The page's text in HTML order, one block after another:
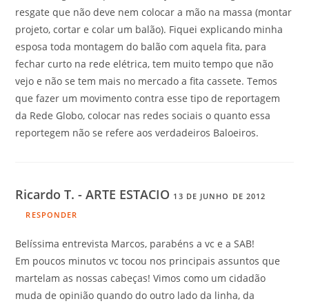
resgate que não deve nem colocar a mão na massa (montar
projeto, cortar e colar um balão). Fiquei explicando minha
esposa toda montagem do balão com aquela fita, para
fechar curto na rede elétrica, tem muito tempo que não
vejo e não se tem mais no mercado a fita cassete. Temos
que fazer um movimento contra esse tipo de reportagem
da Rede Globo, colocar nas redes sociais o quanto essa
reportegem não se refere aos verdadeiros Baloeiros.
Ricardo T. - ARTE ESTACIO 13 DE JUNHO DE 2012
RESPONDER
Belíssima entrevista Marcos, parabéns a vc e a SAB!
Em poucos minutos vc tocou nos principais assuntos que
martelam as nossas cabeças! Vimos como um cidadão
muda de opinião quando do outro lado da linha, da